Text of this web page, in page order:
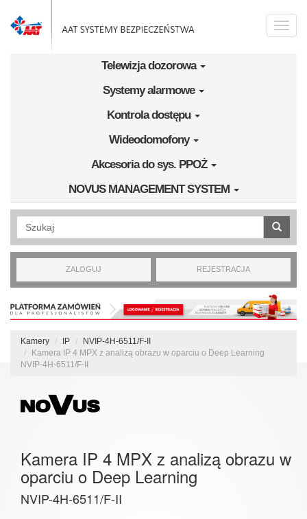
Toggle
Telewizja dozorowa
Systemy alarmowe
Kontrola dostępu
Wideodomofony
Akcesoria do sys. PPOŻ
NOVUS MANAGEMENT SYSTEM
Wyszukiwanie pełnotekstowe
ZALOGUJ REJESTRACJA
Kamery IP
NVIP-4H-6511/F-II
Kamera IP 4 MPX z analizą obrazu w oparciu o Deep Learning
NVIP-4H-6511/F-II
Kamera IP 4 MPX z analizą obrazu w
oparciu o Deep Learning
NVIP-4H-6511/F-II